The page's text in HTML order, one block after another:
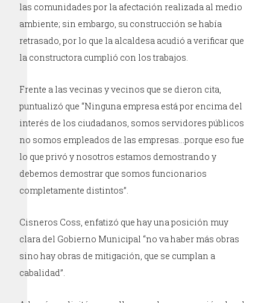
las comunidades por la afectación realizada al medio
ambiente; sin embargo, su construcción se había
retrasado, por lo que la alcaldesa acudió a verificar que
la constructora cumplió con los trabajos.
Frente a las vecinas y vecinos que se dieron cita,
puntualizó que “Ninguna empresa está por encima del
interés de los ciudadanos, somos servidores públicos
no somos empleados de las empresas…porque eso fue
lo que privó y nosotros estamos demostrando y
debemos demostrar que somos funcionarios
completamente distintos”.
Cisneros Coss, enfatizó que hay una posición muy
clara del Gobierno Municipal “no va haber más obras
sino hay obras de mitigación, que se cumplan a
cabalidad”.